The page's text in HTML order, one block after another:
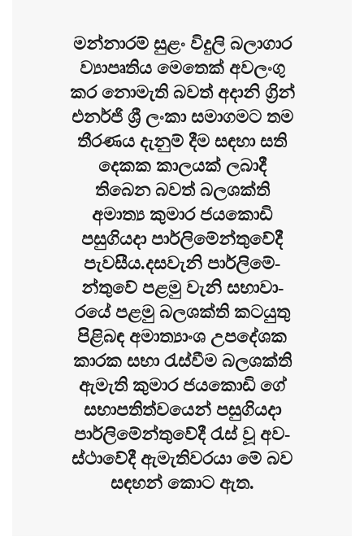
මන්නාරම් සුළං විදුලි බලාගාර
ව්‍යාපෘතිය මෙතෙක් අවලංගු
කර නොමැති බවත් අදානි ග්‍රින්
එනර්ජි ශ්‍රී ලංකා සමාගමට තම
තීරණය දැනුම් දීම සඳහා සති
දෙකක කාලයක් ලබාදී
තිබෙන බවත් බලශක්ති
අමාත්‍ය කුමාර ජයකොඩි
පසුගියදා පාර්ලිමේන්තුවේදී
පැවසීය.දස­වැනි පාර්ලි­මේ­
න්තුවේ පළමු වැනි සභා­වා­
රයේ පළමු බල­ශක්ති කට­යුතු
පිළි­බඳ අමා­ත්‍යාංශ උප­දේ­ශක
කාරක සභා රැස්වීම බල­ශක්ති
ඇමැති කුමාර ජය­කොඩි ගේ
සභා­ප­ති­ත්ව­යෙන් පසු­ගි­යදා
පාර්ලි­මේ­න්තු­වේදී රැස් වූ අව­
ස්ථා­වේදී ඇමැ­ති­ව­රයා මේ බව
සඳ­හන් කොට ඇත.